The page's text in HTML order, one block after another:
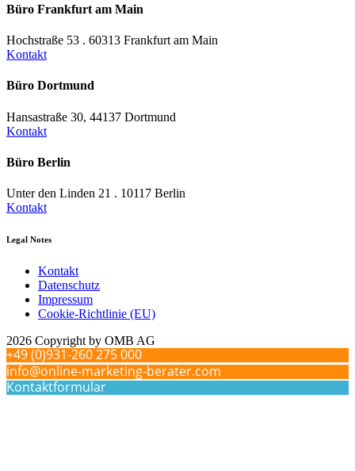
Büro Frankfurt am Main
Hochstraße 53 . 60313 Frankfurt am Main
Kontakt
Büro Dortmund
Hansastraße 30, 44137 Dortmund
Kontakt
Büro Berlin
Unter den Linden 21 . 10117 Berlin
Kontakt
Legal Notes
Kontakt
Datenschutz
Impressum
Cookie-Richtlinie (EU)
2026 Copyright by OMB AG
+49 (0)931-260 275 000
info@online-marketing-berater.com
Kontaktformular